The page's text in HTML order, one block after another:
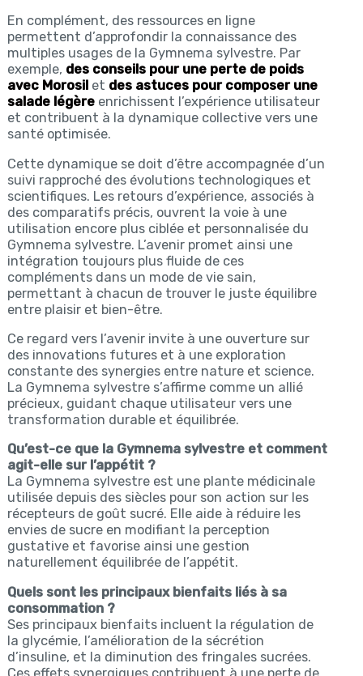
En complément, des ressources en ligne
permettent d’approfondir la connaissance des
multiples usages de la Gymnema sylvestre. Par
exemple, des conseils pour une perte de poids
avec Morosilet des astuces pour composer une
salade légèreenrichissent l’expérience utilisateur
et contribuent à la dynamique collective vers une
santé optimisée.
Cette dynamique se doit d’être accompagnée d’un
suivi rapproché des évolutions technologiques et
scientifiques. Les retours d’expérience, associés à
des comparatifs précis, ouvrent la voie à une
utilisation encore plus ciblée et personnalisée du
Gymnema sylvestre. L’avenir promet ainsi une
intégration toujours plus fluide de ces
compléments dans un mode de vie sain,
permettant à chacun de trouver le juste équilibre
entre plaisir et bien-être.
Ce regard vers l’avenir invite à une ouverture sur
des innovations futures et à une exploration
constante des synergies entre nature et science.
La Gymnema sylvestre s’affirme comme un allié
précieux, guidant chaque utilisateur vers une
transformation durable et équilibrée.
Qu’est-ce que la Gymnema sylvestre et comment
agit-elle sur l’appétit ?
La Gymnema sylvestre est une plante médicinale
utilisée depuis des siècles pour son action sur les
récepteurs de goût sucré. Elle aide à réduire les
envies de sucre en modifiant la perception
gustative et favorise ainsi une gestion
naturellement équilibrée de l’appétit.
Quels sont les principaux bienfaits liés à sa
consommation ?
Ses principaux bienfaits incluent la régulation de
la glycémie, l’amélioration de la sécrétion
d’insuline, et la diminution des fringales sucrées.